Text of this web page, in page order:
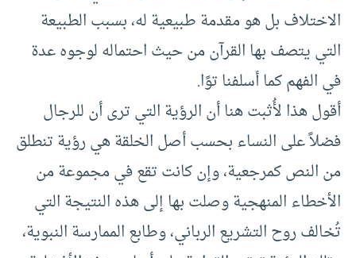
الاختلاف بل هو مقدمة طبيعية له، بسبب الطبيعة
التي يتصف بها القرآن من حيث احتماله لوجوه عدة
في الفهم كما أسلفنا توًا.
أقول هذا لأُثبت هنا أن الرؤية التي ترى أن للرجال
فضلاً على النساء بحسب أصل الخلقة هي رؤية تنطلق
من النص كمرجعية، وإن كانت تقع في مجموعة من
الأخطاء المنهجية وصلت بها إلى هذه النتيجة التي
تُخالف روح التشريع الرباني، وطابع الممارسة النبوية،